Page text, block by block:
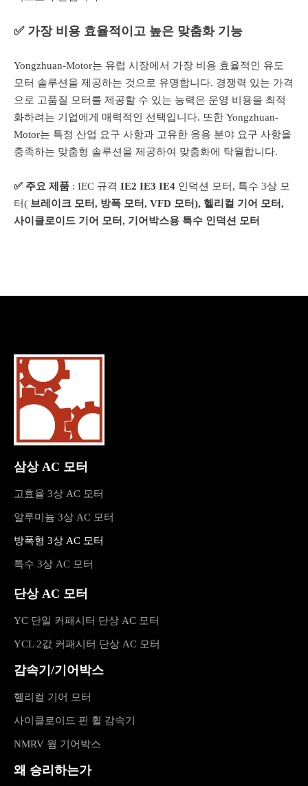
✅ 가장 비용 효율적이고 높은 맞춤화 기능
Yongzhuan-Motor는 유럽 시장에서 가장 비용 효율적인 유도
모터 솔루션을 제공하는 것으로 유명합니다. 경쟁력 있는 가격
으로 고품질 모터를 제공할 수 있는 능력은 운영 비용을 최적
화하려는 기업에게 매력적인 선택입니다. 또한 Yongzhuan-
Motor는 특정 산업 요구 사항과 고유한 응용 분야 요구 사항을
충족하는 맞춤형 솔루션을 제공하여 맞춤화에 탁월합니다.
✅ 주요 제품 : IEC 규격 IE2 IE3 IE4 인덕션 모터, 특수 3상 모
터( 브레이크 모터, 방폭 모터, VFD 모터), 헬리컬 기어 모터,
사이클로이드 기어 모터, 기어박스용 특수 인덕션 모터
삼상 AC 모터
고효율 3상 AC 모터
알루미늄 3상 AC 모터
방폭형 3상 AC 모터
특수 3상 AC 모터
단상 AC 모터
YC 단일 커패시터 단상 AC 모터
YCL 2값 커패시터 단상 AC 모터
감속기/기어박스
헬리컬 기어 모터
사이클로이드 핀 휠 감속기
NMRV 웜 기어박스
왜 승리하는가